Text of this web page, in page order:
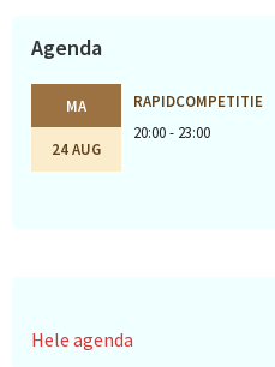
Agenda
MA
24 AUG
RAPIDCOMPETITIE
20:00 - 23:00
Hele agenda